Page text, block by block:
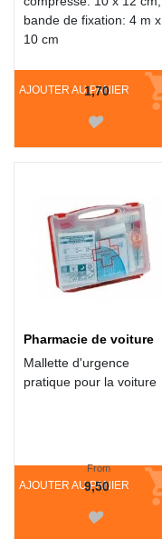
bande de fixation: 4 m x
10 cm
AJOUTER AU PANIER
1,70
Pharmacie de voiture
Mallette d'urgence
pratique pour la voiture
AJOUTER AU PANIER
From
9,50